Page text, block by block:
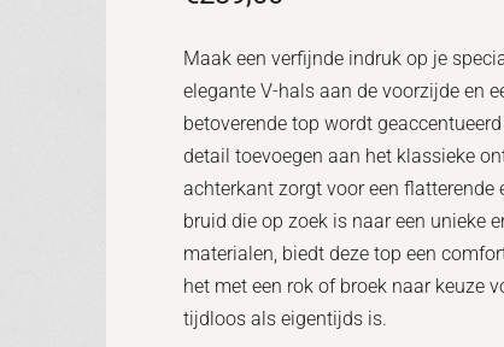
Maak een verfijnde indruk op je
elegante V-hals aan de voorzijde en
betoverende top wordt
detail toevoegen aan het klassieke
achterkant zorgt voor een
bruid die op zoek is naar een unieke
materialen, biedt deze top een
het met een rok of broek naar keuze
tijdloos als eigentijds is.